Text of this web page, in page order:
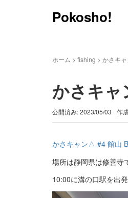
Pokosho!
ホーム > fishing > かさキ
かさキャ
公開済み: 2023/05/03 作
かさキャン△ #4 館山
場所は静岡県は修善寺
10:00に溝の口駅を出